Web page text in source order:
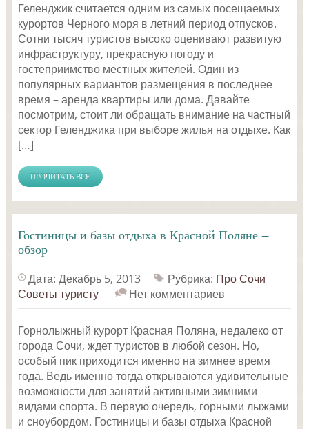
Геленджик считается одним из самых посещаемых
курортов Черного моря в летний период отпусков.
Сотни тысяч туристов высоко оценивают развитую
инфраструктуру, прекрасную погоду и
гостеприимство местных жителей. Один из
популярных вариантов размещения в последнее
время – аренда квартиры или дома. Давайте
посмотрим, стоит ли обращать внимание на частный
сектор Геленджика при выборе жилья на отдыхе. Как
[…]
ПРОЧИТАТЬ ВСЕ
Гостиницы и базы отдыха в Красной Поляне —
обзор
Дата: Декабрь 5, 2013
Рубрика: Про Сочи
Советы туристу
Нет комментариев
Горнолыжный курорт Красная Поляна, недалеко от
города Сочи, ждет туристов в любой сезон. Но,
особый пик приходится именно на зимнее время
года. Ведь именно тогда открываются удивительные
возможности для занятий активными зимними
видами спорта. В первую очередь, горными лыжами
и сноубордом. Гостиницы и базы отдыха Красной